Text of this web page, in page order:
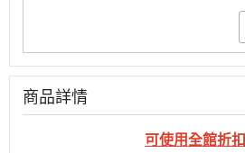
商品詳情
可使用全館折